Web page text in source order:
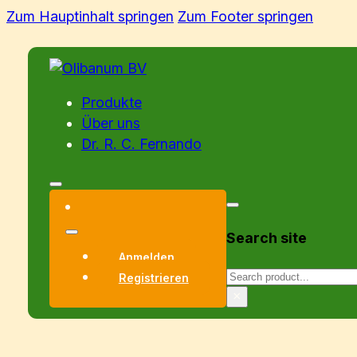
Zum Hauptinhalt springen Zum Footer springen
Produkte
Über uns
Dr. R. C. Fernando
Anmelden
Registrieren
Search site
Suchen